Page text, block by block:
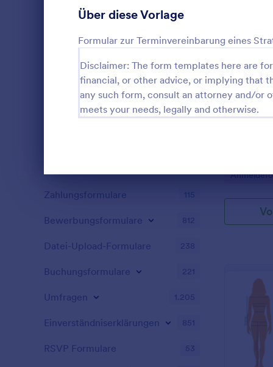
Über diese Vorlage
Formular zur Terminvereinbarung eines
Disclaimer: The form templates here are
financial, or other advice, or implying that
any such form, consult an attorney and/or
meets your needs, legally and otherwise.
und
möglich mit
diesem
der Noten
Go to
Ehrenamtsanmeldeformulare
Wettbewerbsanmeldeformulare 8
Tanzanmeldeformulare 7
Wettkampfanmeldeformulare 6
Liga-Anmeldeformulare 3
Zahlungsformulare 115
Bewerbungsformulare 812
Datei-Upload-Formulare 238
Buchungsformulare 221
Umfragen 1.205
Einverständniserklärungen 851
RSVP Formulare 53